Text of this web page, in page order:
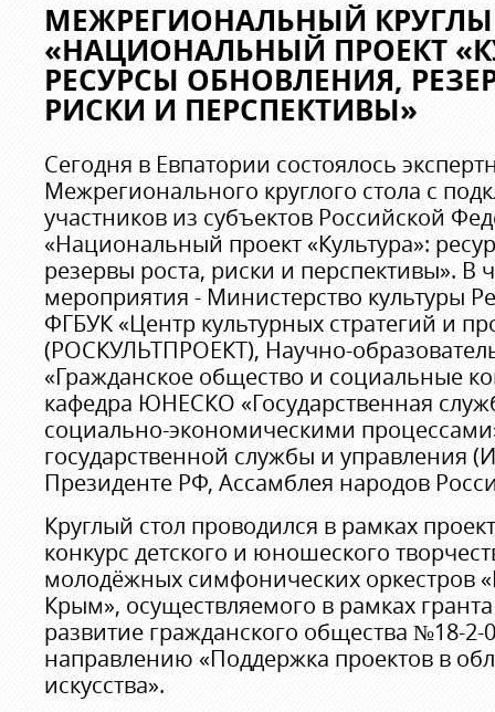
МЕЖРЕГИОНАЛЬНЫЙ
«НАЦИОНАЛЬНЫЙ ПРОЕКТ
РЕСУРСЫ ОБНОВЛЕНИЯ,
РИСКИ И ПЕРСПЕКТИВЫ»
Сегодня в Евпатории состоялось
Межрегионального круглого стола с
участников из субъектов Российской
«Национальный проект «Культура»:
резервы роста, риски и перспективы». В
мероприятия - Министерство культуры
ФГБУК «Центр культурных стратегий и
(РОСКУЛЬТПРОЕКТ), Научно-
«Гражданское общество и социальные
кафедра ЮНЕСКО «Государственная
социально-экономическими
государственной службы и управления
Президенте РФ, Ассамблея народов
Круглый стол проводился в рамках
конкурс детского и юношеского
молодёжных симфонических оркестров
Крым», осуществляемого в рамках
развитие гражданского общества №18-2-
направлению «Поддержка проектов в
искусства».